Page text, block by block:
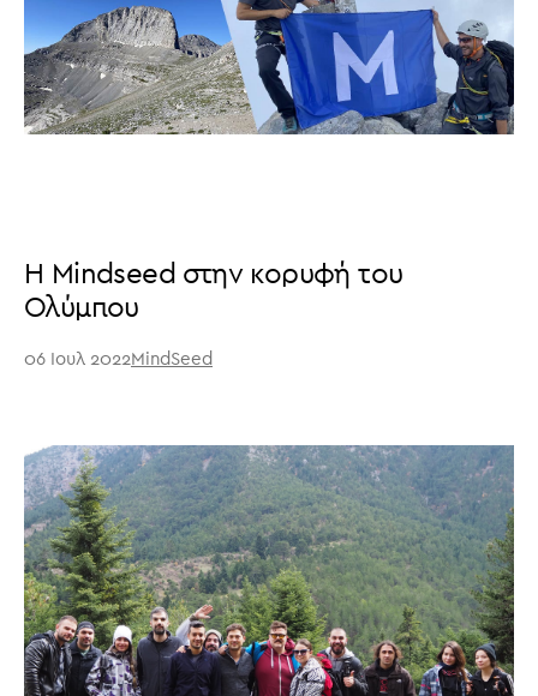
Η Mindseed στην κορυφή του
Ολύμπου
06 Ιουλ 2022 MindSeed